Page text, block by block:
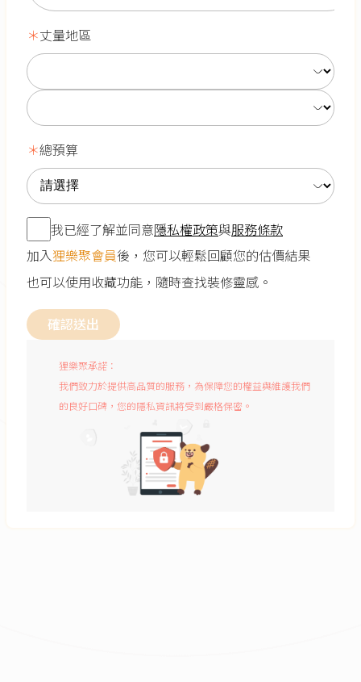
丈量地區
總預算
我已經了解並同意隱私權政策與服務條款
加入狸樂聚會員後，您可以輕鬆回顧您的估價結果
也可以使用收藏功能，隨時查找裝修靈感。
確認送出
狸樂聚承諾：
我們致力於提供高品質的服務，為保障您的權益與維護我們
的良好口碑，您的隱私資訊將受到嚴格保密。